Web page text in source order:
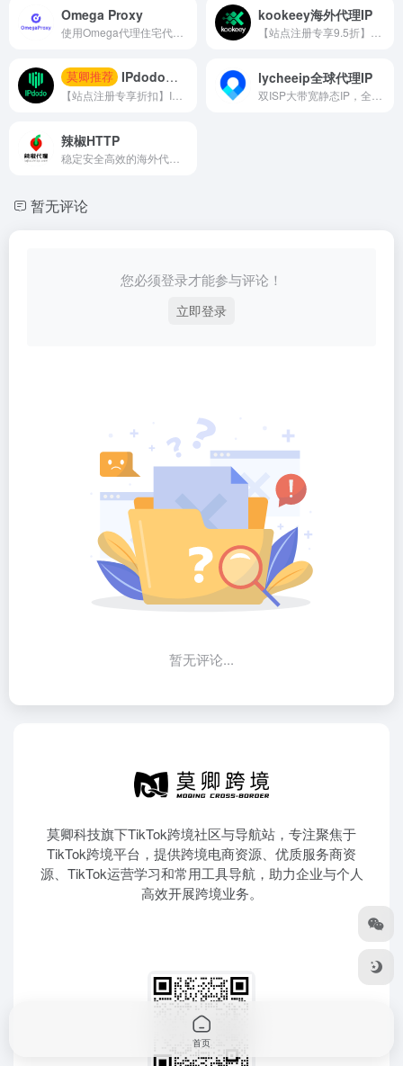
Omega Proxy kookeey海外代理IP
莫卿推荐 IPdodo全球网络代理 lycheeip全球代理IP
辣椒HTTP
暂无评论
您必须登录才能参与评论！
立即登录
暂无评论...
莫卿科技旗下TikTok跨境社区与导航站，专注聚焦于
TikTok跨境平台，提供跨境电商资源、优质服务商资
源、TikTok运营学习和常用工具导航，助力企业与个人
高效开展跨境业务。
首页